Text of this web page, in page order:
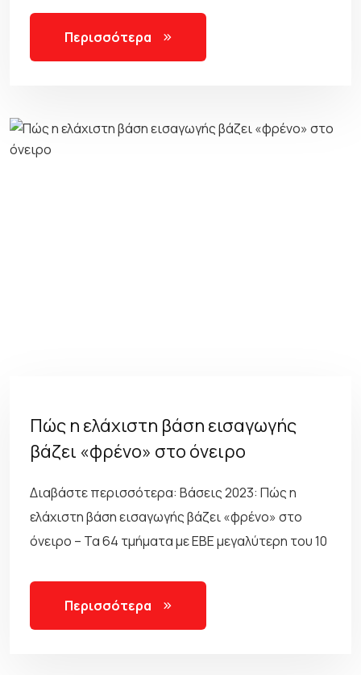
Περισσότερα
Πώς η ελάχιστη βάση εισαγωγής
βάζει «φρένο» στο όνειρο
Διαβάστε περισσότερα: Βάσεις 2023: Πώς η
ελάχιστη βάση εισαγωγής βάζει «φρένο» στο
όνειρο – Τα 64 τμήματα με ΕΒΕ μεγαλύτερη του 10
Περισσότερα